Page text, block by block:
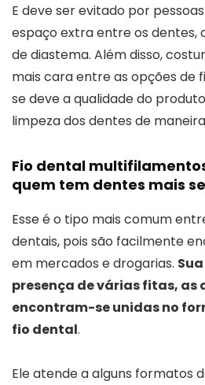
E deve ser evitado por
espaço extra entre os dentes,
de diastema. Além disso,
mais cara entre as opções de
se deve a qualidade do
limpeza dos dentes de
Fio dental
quem tem dentes mais
Esse é o tipo mais comum
dentais, pois são facilmente
em mercados e drogarias.
presença de várias fitas, as
encontram-se unidas no
fio dental.
Ele atende a alguns formatos